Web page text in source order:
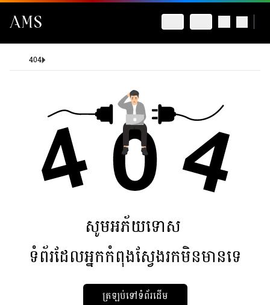
404
សូមអភ័យទោស
ទំព័រដែលអ្នកកំពុងស្វែងរកមិនមានទេ
ត្រឡប់ទៅទំព័រដើម